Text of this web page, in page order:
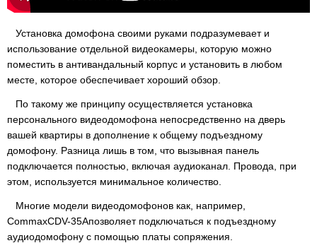
Установка домофона своими руками подразумевает и
использование отдельной видеокамеры, которую можно
поместить в антивандальный корпус и установить в любом
месте, которое обеспечивает хороший обзор.
По такому же принципу осуществляется установка
персонального видеодомофона непосредственно на дверь
вашей квартиры в дополнение к общему подъездному
домофону. Разница лишь в том, что вызывная панель
подключается полностью, включая аудиоканал. Провода, при
этом, используется минимальное количество.
Многие модели видеодомофонов как, например,
CommaxCDV-35Aпозволяет подключаться к подъездному
аудиодомофону с помощью платы сопряжения.